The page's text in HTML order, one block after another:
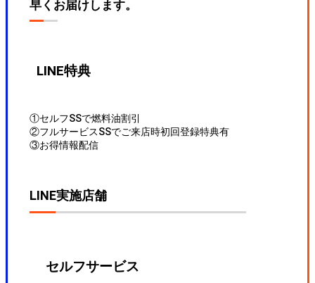
早くお届けします。
LINE特典
①セルフSSで燃料油割引
②フルサービスSSでご来店時初回登録特典有
③お得情報配信
LINE実施店舗
セルフサービス